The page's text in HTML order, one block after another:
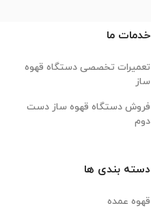
خدمات ما
تعمیرات تخصصی دستگاه قهوه
ساز
فروش دستگاه قهوه ساز دست
دوم
دسته بندی ها
قهوه عمده